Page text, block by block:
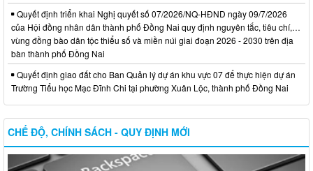
Quyết định triển khai Nghị quyết số 07/2026/NQ-HĐND ngày 09/7/2026
của Hội đồng nhân dân thành phố Đồng Nai quy định nguyên tắc, tiêu chí,…
vùng đồng bào dân tộc thiểu số và miền núi giai đoạn 2026 - 2030 trên địa
bàn thành phố Đồng Nai
Quyết định giao đất cho Ban Quản lý dự án khu vực 07 để thực hiện dự án
Trường Tiểu học Mạc Đĩnh Chi tại phường Xuân Lộc, thành phố Đồng Nai
CHẾ ĐỘ, CHÍNH SÁCH - QUY ĐỊNH MỚI